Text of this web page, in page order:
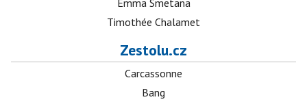
Emma Smetana
Timothée Chalamet
Zestolu.cz
Carcassonne
Bang